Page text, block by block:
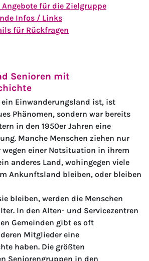
Angebote für die Zielgruppe
Infos / Links
für Rückfragen
Senioren mit
ein Einwanderungsland ist, ist
Phänomen, sondern war bereits
in den 1950er Jahren eine
Manche Menschen ziehen nur
einer Notsituation in ihrem
anderes Land, wohingegen viele
Ankunftsland bleiben, oder bleiben
bleiben, werden die Menschen
In den Alten- und Servicezentren
Gemeinden gibt es oft
Mitglieder eine
haben. Die größten
Seniorengruppen in den